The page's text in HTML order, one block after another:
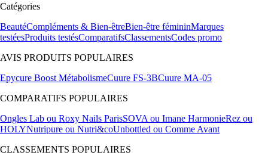
Catégories
BeautéCompléments & Bien-êtreBien-être fémininMarques
testéesProduits testésComparatifsClassementsCodes promo
AVIS PRODUITS POPULAIRES
Epycure Boost MétabolismeCuure FS-3BCuure MA-05
COMPARATIFS POPULAIRES
Ongles Lab ou Roxy Nails ParisSOVA ou Imane HarmonieRez ou
HOLYNutripure ou Nutri&coUnbottled ou Comme Avant
CLASSEMENTS POPULAIRES